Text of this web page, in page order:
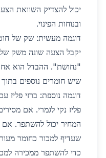
יכול להצדיק השוואת
ובנוחות הפינוי.
דוגמה מעשית: שק של
יקבל הצעה שונה משק
"נחושת". ההבדל הוא
שיש חומרים נוספים
דוגמה נוספת: ברזי פליז
פליז נקי לגמרי. אם
המחיר יכול להשתפר. אם
שעדיף למכור כחומר
כדי להשתפר ממכירה